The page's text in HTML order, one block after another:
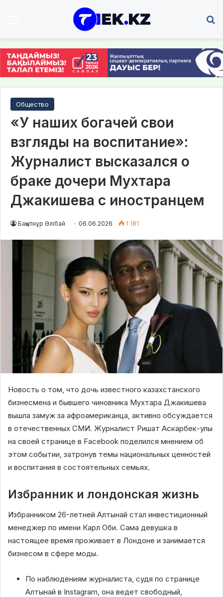
Общество
«У наших богачей свои
взгляды на воспитание»:
Журналист высказался о
браке дочери Мухтара
Джакишева с иностранцем
Бақытнұр Әлібай 06.06.2026 1 181
Новость о том, что дочь известного казахстанского
бизнесмена и бывшего чиновника Мухтара Джакишева
вышла замуж за афроамериканца, активно обсуждается
в отечественных СМИ. Журналист Ришат Аскарбек-улы
на своей странице в Facebook поделился мнением об
этом событии, затронув темы национальных ценностей
и воспитания в состоятельных семьях.
Избранник и лондонская жизнь
Избранником 26-летней Алтынай стал инвестиционный
менеджер по имени Карл Оби. Сама девушка в
настоящее время проживает в Лондоне и занимается
бизнесом в сфере моды.
По наблюдениям журналиста, судя по странице
Алтынай в Instagram, она ведет свободный,